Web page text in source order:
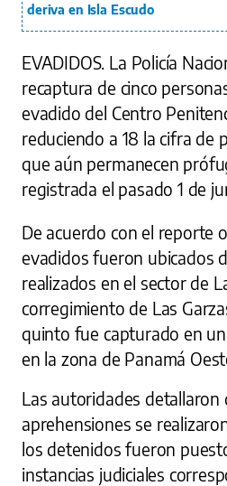
deriva en Isla Escudo
EVADIDOS. La Policía
recaptura de cinco
evadido del Centro
reduciendo a 18 la cifra de
que aún permanecen
registrada el pasado 1 de
De acuerdo con el reporte
evadidos fueron ubicados
realizados en el sector de
corregimiento de Las
quinto fue capturado en
en la zona de Panamá
Las autoridades detallaron
aprehensiones se
los detenidos fueron
instancias judiciales